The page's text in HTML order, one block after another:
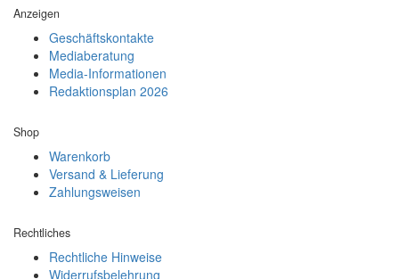
Anzeigen
Geschäftskontakte
Mediaberatung
Media-Informationen
Redaktionsplan 2026
Shop
Warenkorb
Versand & Lieferung
Zahlungsweisen
Rechtliches
Rechtliche Hinweise
Widerrufsbelehrung